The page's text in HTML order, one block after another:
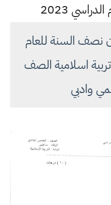
2023
نصف السنة للعام
مادة تربية اسلامية الصف
وادبي